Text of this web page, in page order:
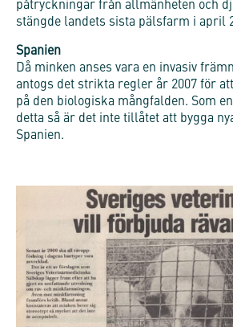
påtryckningar från allmänheten och
stängde landets sista pälsfarm i april
Spanien
Då minken anses vara en invasiv
antogs det strikta regler år 2007 för
på den biologiska mångfalden. Som
detta så är det inte tillåtet att bygga
Spanien.